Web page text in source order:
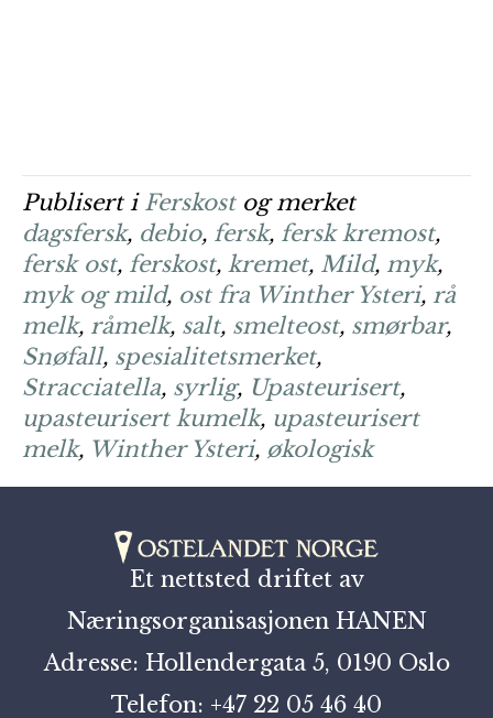
Publisert i Ferskostog merket
dagsfersk, debio, fersk, fersk kremost,
fersk ost, ferskost, kremet, Mild, myk,
myk og mild, ost fra Winther Ysteri, rå
melk, råmelk, salt, smelteost, smørbar,
Snøfall, spesialitetsmerket,
Stracciatella, syrlig, Upasteurisert,
upasteurisert kumelk, upasteurisert
melk, Winther Ysteri, økologisk
Et nettsted driftet av
Næringsorganisasjonen HANEN
Adresse: Hollendergata 5, 0190 Oslo
Telefon: +47 22 05 46 40